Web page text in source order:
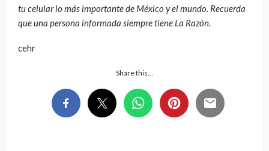
tu celular lo más importante de México y el mundo. Recuerda
que una persona informada siempre tiene La Razón.
cehr
Share this…